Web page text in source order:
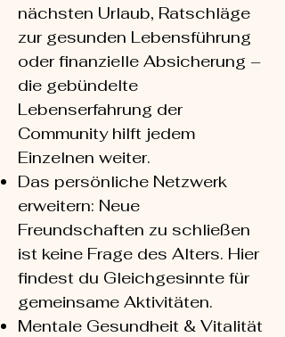
nächsten Urlaub, Ratschläge
zur gesunden Lebensführung
oder finanzielle Absicherung –
die gebündelte
Lebenserfahrung der
Community hilft jedem
Einzelnen weiter.
Das persönliche Netzwerk
erweitern: Neue
Freundschaften zu schließen
ist keine Frage des Alters. Hier
findest du Gleichgesinnte für
gemeinsame Aktivitäten.
Mentale Gesundheit & Vitalität